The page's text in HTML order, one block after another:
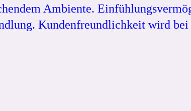
Ambiente.
Kundenfreundlichkeit wird bei